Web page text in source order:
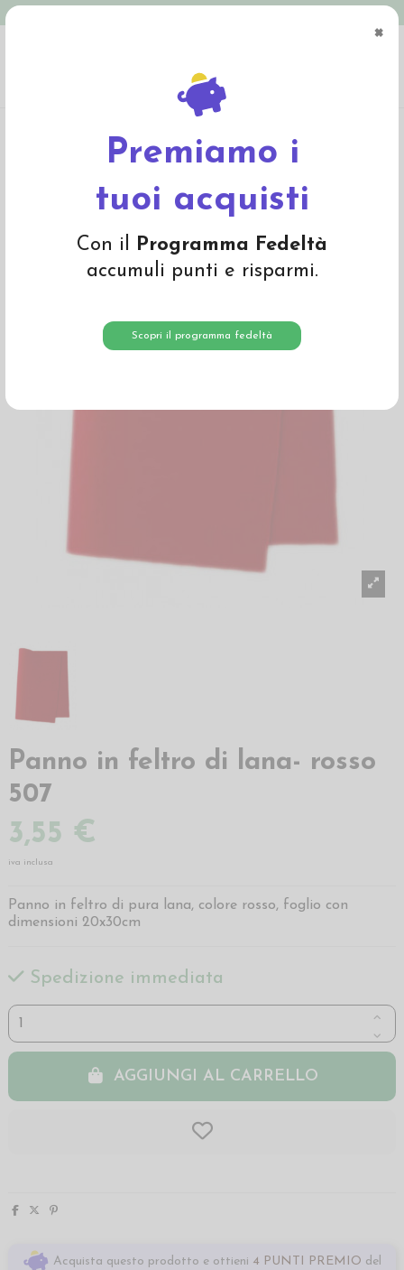
×
Premiamo i
tuoi acquisti
Con il Programma Fedeltà
accumuli punti e risparmi.
Scopri il programma fedeltà
Panno in feltro di lana- rosso 507
Panno in feltro di lana- rosso
507
3,55 €
iva inclusa
Panno in feltro di pura lana, colore rosso, foglio con
dimensioni 20x30cm
Spedizione immediata
AGGIUNGI AL CARRELLO
Acquista questo prodotto e ottieni 4 PUNTI PREMIO del